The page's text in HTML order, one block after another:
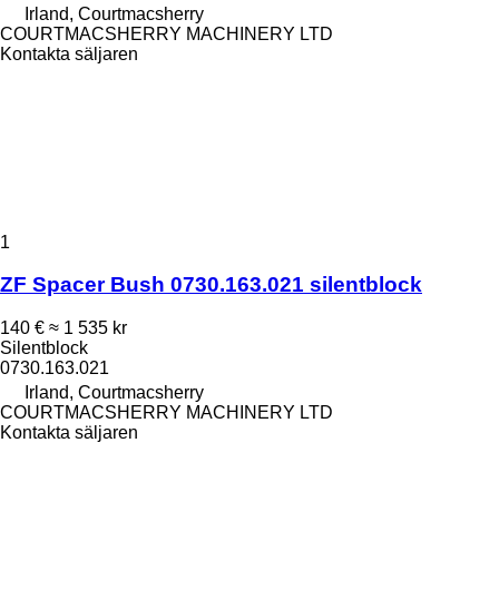
Irland, Courtmacsherry
COURTMACSHERRY MACHINERY LTD
Kontakta säljaren
1
ZF Spacer Bush 0730.163.021 silentblock
140 € ≈ 1 535 kr
Silentblock
0730.163.021
Irland, Courtmacsherry
COURTMACSHERRY MACHINERY LTD
Kontakta säljaren